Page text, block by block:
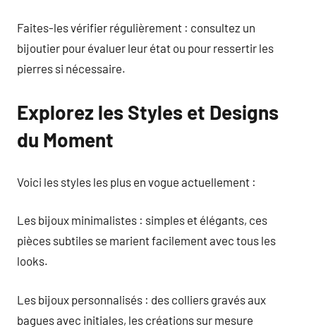
Faites-les vérifier régulièrement : consultez un
bijoutier pour évaluer leur état ou pour ressertir les
pierres si nécessaire.
Explorez les Styles et Designs
du Moment
Voici les styles les plus en vogue actuellement :
Les bijoux minimalistes : simples et élégants, ces
pièces subtiles se marient facilement avec tous les
looks.
Les bijoux personnalisés : des colliers gravés aux
bagues avec initiales, les créations sur mesure